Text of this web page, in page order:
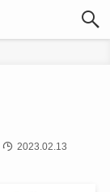
2023.02.13